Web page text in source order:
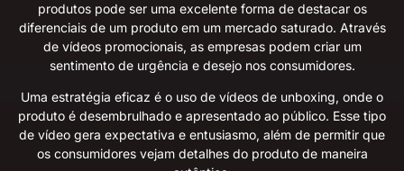
produtos pode ser uma excelente forma de destacar os
diferenciais de um produto em um mercado saturado. Através
de vídeos promocionais, as empresas podem criar um
sentimento de urgência e desejo nos consumidores.
Uma estratégia eficaz é o uso de vídeos de unboxing, onde o
produto é desembrulhado e apresentado ao público. Esse tipo
de vídeo gera expectativa e entusiasmo, além de permitir que
os consumidores vejam detalhes do produto de maneira